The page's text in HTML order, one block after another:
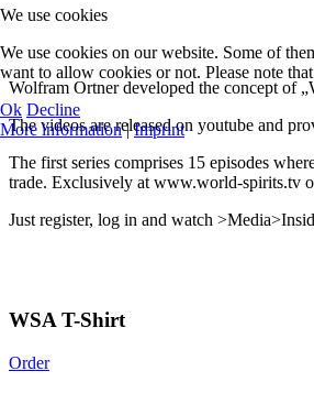
Wolfram Ortner developed the concept of
The videos are released on youtube and
The first series comprises 15 episodes
trade. Exclusively at www.world-spirits.tv
Just register, log in and watch
WSA T-Shirt
Order
We use cookies
We use cookies on our website. Some of
want to allow cookies or not. Please note
Ok Decline
More information|Imprint